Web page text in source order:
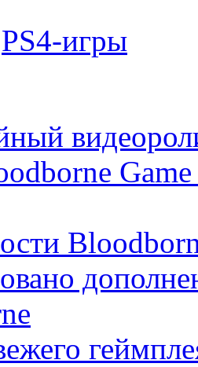
PS4-игры